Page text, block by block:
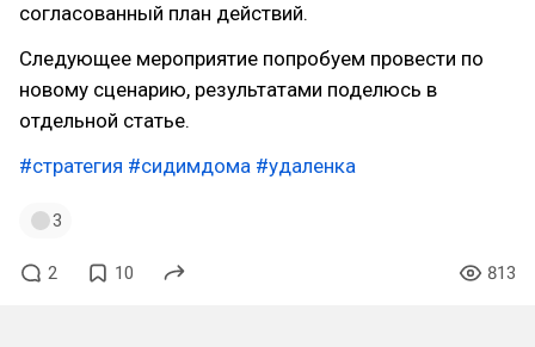
согласованный план действий.
Следующее мероприятие попробуем провести по
новому сценарию, результатами поделюсь в
отдельной статье.
#стратегия #сидимдома #удаленка
3
2 10 813